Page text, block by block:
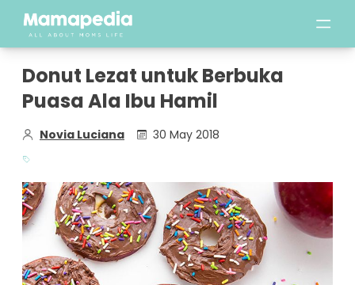
Donut Lezat untuk Berbuka
Puasa Ala Ibu Hamil
Novia Luciana 30 May 2018